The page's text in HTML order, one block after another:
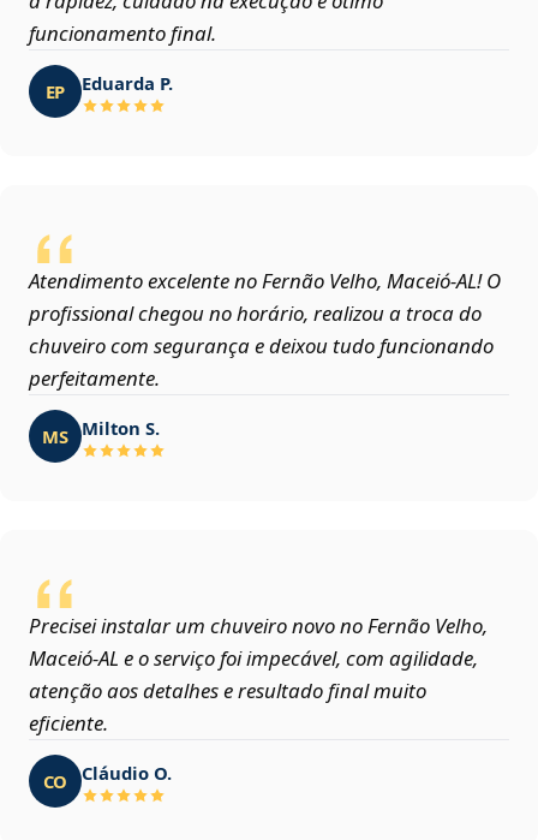
funcionamento final.
EP Eduarda P.
Atendimento excelente no Fernão Velho, Maceió‑AL! O
profissional chegou no horário, realizou a troca do
chuveiro com segurança e deixou tudo funcionando
perfeitamente.
MS Milton S.
Precisei instalar um chuveiro novo no Fernão Velho,
Maceió‑AL e o serviço foi impecável, com agilidade,
atenção aos detalhes e resultado final muito
eficiente.
CO Cláudio O.